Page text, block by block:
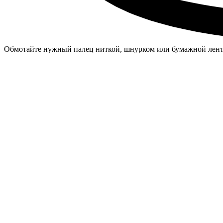
Обмотайте нужный палец ниткой, шнурком или бумажной